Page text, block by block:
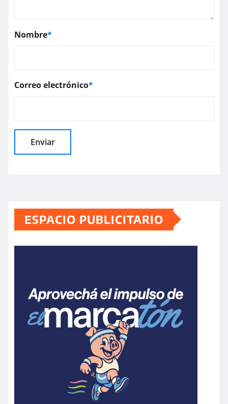
Nombre*
Correo electrónico*
ESPACIO PUBLICITARIO